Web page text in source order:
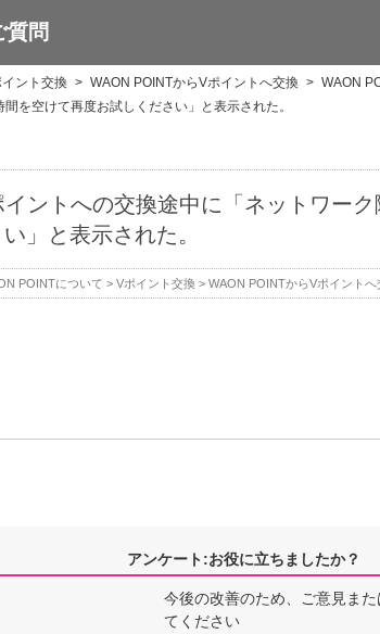
質問
ント交換 > WAON POINTからVポイントへ交換 > WAON
を空けて再度お試しください」と表示された。
ントへの交換途中に「ネットワー
」と表示された。
POINTについて > Vポイント交換 > WAON POINTからVポイントへ
アンケート:お役に立ちましたか？
今後の改善のため、ご意見ま
てください